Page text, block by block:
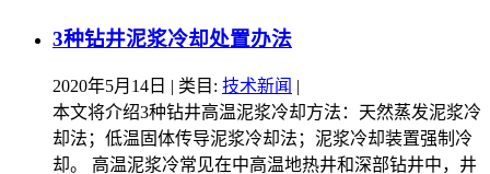
3种钻井泥浆冷却处置办法
2020年5月14日 | 类目: 技术新闻 |
本文将介绍3种钻井高温泥浆冷却方法：天然蒸发泥浆冷
却法；低温固体传导泥浆冷却法；泥浆冷却装置强制冷
却。 高温泥浆冷常见在中高温地热井和深部钻井中，井